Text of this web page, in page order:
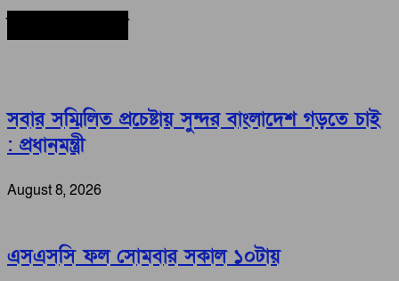
সবার সম্মিলিত প্রচেষ্টায় সুন্দর বাংলাদেশ গড়তে চাই
: প্রধানমন্ত্রী
August 8, 2026
এসএসসি ফল সোমবার সকাল ১০টায়